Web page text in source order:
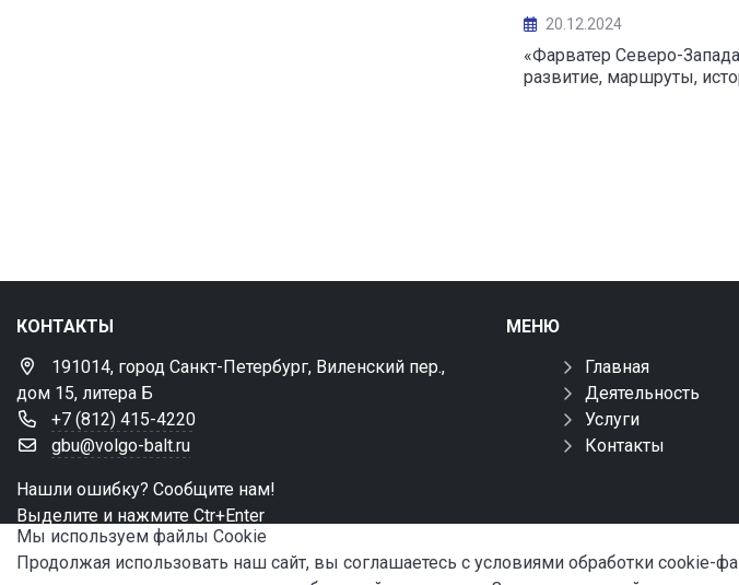
20.12.2024
«Фарватер Северо-
развитие, маршруты,
КОНТАКТЫ
191014, город Санкт-Петербург, Виленский пер.,
дом 15, литера Б
+7 (812) 415-4220
gbu@volgo-balt.ru
Нашли ошибку? Сообщите нам!
Выделите и нажмите Ctr+Enter
МЕНЮ
Главная
Деятельность
Услуги
Контакты
Мы используем файлы Сookie
Продолжая использовать наш сайт, вы соглашаетесь с условиями обработки